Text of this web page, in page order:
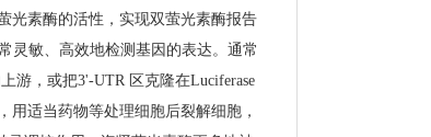
光素酶的活性，实现双萤光素酶报告
灵敏、高效地检测基因的表达。通常
游，或把3'-UTR 区克隆在Luciferase
用适当药物等处理细胞后裂解细胞，